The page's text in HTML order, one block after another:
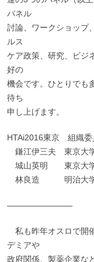
パネル
討論、ワークショップ
ルス
ケア政策、研究、ビジ
好の
機会です。ひとりでも
待ち
申し上げます。
HTAi2016東京 組織委
鎌江伊三夫 東京大
城山英明 東京大学
林良造 明治大学
――――――――
私も昨年オスロで開
デミアや
政府関係、製薬企業な